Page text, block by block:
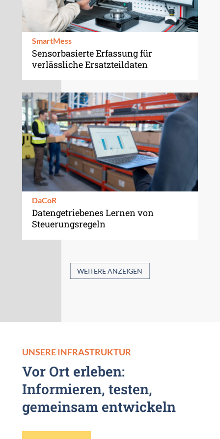
SmartMess
Sensorbasierte Erfassung für
verlässliche Ersatzteildaten
DaCoR
Datengetriebenes Lernen von
Steuerungsregeln
WEITERE ANZEIGEN
UNSERE INFRASTRUKTUR
Vor Ort erleben:
Informieren, testen,
gemeinsam entwickeln